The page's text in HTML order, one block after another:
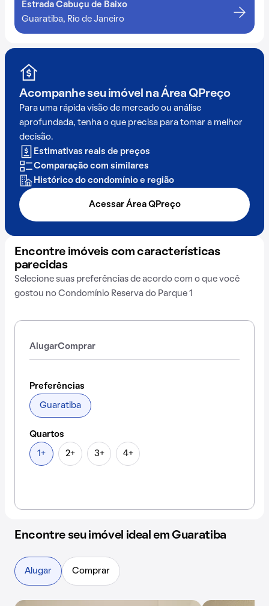
Estrada Cabuçu de Baixo
Guaratiba, Rio de Janeiro
Acompanhe seu imóvel na Área QPreço
Para uma rápida visão de mercado ou análise
aprofundada, tenha o que precisa para tomar a melhor
decisão.
Estimativas reais de preços
Comparação com similares
Histórico do condomínio e região
Acessar Área QPreço
Encontre imóveis com características
parecidas
Selecione suas preferências de acordo com o que você
gostou no Condomínio Reserva do Parque 1
AlugarComprar
Preferências
Guaratiba
Quartos
1+ 2+ 3+ 4+
Encontre seu imóvel ideal em Guaratiba
Alugar Comprar